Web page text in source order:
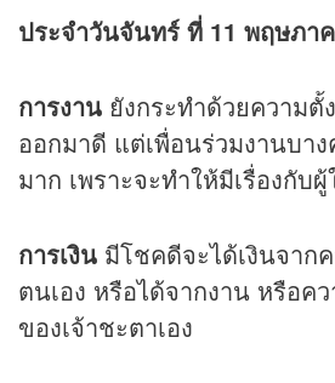
ประจำวันจันทร์ ที่ 11 พฤษภา
การงาน ยังกระทำด้วยความตั้
ออกมาดี แต่เพื่อนร่วมงานบาง
มาก เพราะจะทำให้มีเรื่องกับ
การเงิน มีโชคดีจะได้เงินจาก
ตนเอง หรือได้จากงาน หรือค
ของเจ้าชะตาเอง